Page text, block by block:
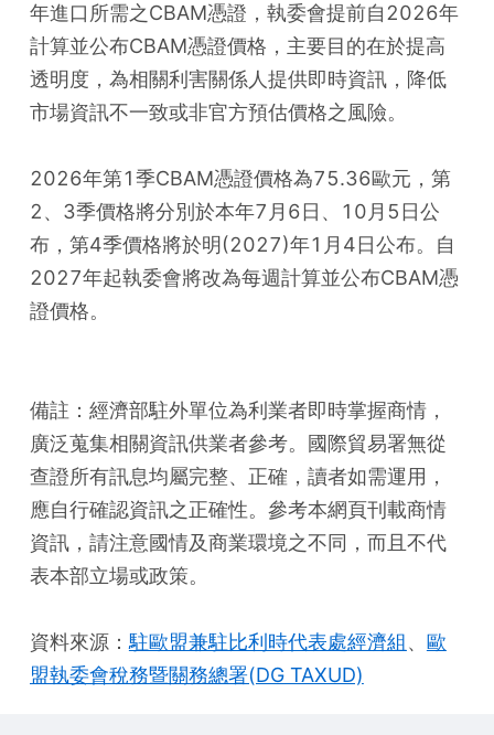
年進口所需之CBAM憑證，執委會提前自2026年
計算並公布CBAM憑證價格，主要目的在於提高
透明度，為相關利害關係人提供即時資訊，降低
市場資訊不一致或非官方預估價格之風險。
2026年第1季CBAM憑證價格為75.36歐元，第
2、3季價格將分別於本年7月6日、10月5日公
布，第4季價格將於明(2027)年1月4日公布。自
2027年起執委會將改為每週計算並公布CBAM憑
證價格。
備註：經濟部駐外單位為利業者即時掌握商情，
廣泛蒐集相關資訊供業者參考。國際貿易署無從
查證所有訊息均屬完整、正確，讀者如需運用，
應自行確認資訊之正確性。參考本網頁刊載商情
資訊，請注意國情及商業環境之不同，而且不代
表本部立場或政策。
資料來源： 駐歐盟兼駐比利時代表處經濟組、 歐
盟執委會稅務暨關務總署(DG TAXUD)